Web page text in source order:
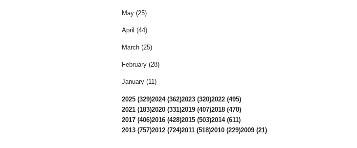
May (25)
April (44)
March (25)
February (28)
January (11)
2025 (329)2024 (362)2023 (320)2022 (495)
2021 (183)2020 (331)2019 (407)2018 (470)
2017 (406)2016 (428)2015 (503)2014 (611)
2013 (757)2012 (724)2011 (518)2010 (229)2009 (21)